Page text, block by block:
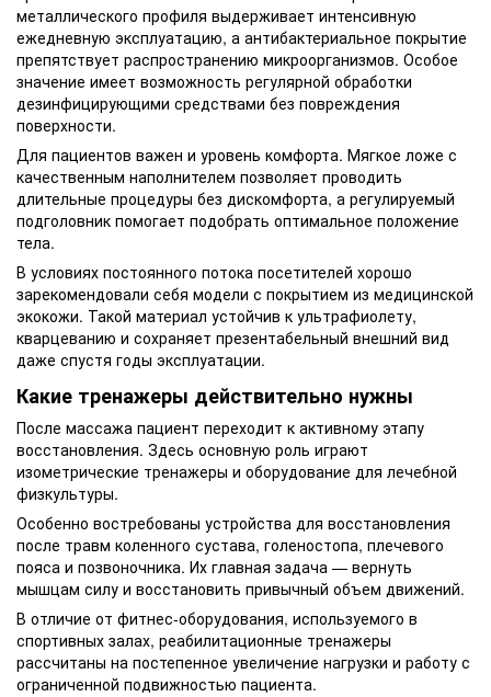
металлического профиля выдерживает интенсивную
ежедневную эксплуатацию, а антибактериальное покрытие
препятствует распространению микроорганизмов. Особое
значение имеет возможность регулярной обработки
дезинфицирующими средствами без повреждения
поверхности.
Для пациентов важен и уровень комфорта. Мягкое ложе с
качественным наполнителем позволяет проводить
длительные процедуры без дискомфорта, а регулируемый
подголовник помогает подобрать оптимальное положение
тела.
В условиях постоянного потока посетителей хорошо
зарекомендовали себя модели с покрытием из медицинской
экокожи. Такой материал устойчив к ультрафиолету,
кварцеванию и сохраняет презентабельный внешний вид
даже спустя годы эксплуатации.
Какие тренажеры действительно нужны
После массажа пациент переходит к активному этапу
восстановления. Здесь основную роль играют
изометрические тренажеры и оборудование для лечебной
физкультуры.
Особенно востребованы устройства для восстановления
после травм коленного сустава, голеностопа, плечевого
пояса и позвоночника. Их главная задача — вернуть
мышцам силу и восстановить привычный объем движений.
В отличие от фитнес-оборудования, используемого в
спортивных залах, реабилитационные тренажеры
рассчитаны на постепенное увеличение нагрузки и работу с
ограниченной подвижностью пациента.